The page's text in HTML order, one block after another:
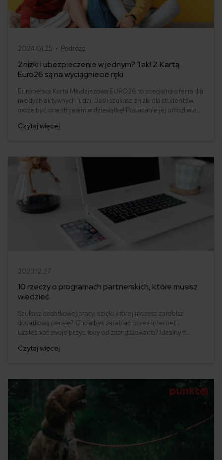
2024.01.25 • Podróże
Zniżki i ubezpieczenie w jednym? Tak! Z Kartą
Euro26 są na wyciągniecie ręki
Europejska Karta Młodzieżowa EURO26 to specjalna oferta dla
młodych aktywnych ludzi. Jeśli szukasz zniżki dla studentów,
może być ona strzałem w dziesiątkę! Posiadanie jej umożliwia
całej Europie! Przyglądamy się, co oferuje Euro26 i jak łączy się
Czytaj więcej
2023.12.27
10 rzeczy o programach partnerskich, które musisz
wiedzieć
Szukasz dodatkowej pracy, dzięki której możesz zarobisz
dodatkową pensję? Chciałbyś zarabiać przez internet i
uzależniać swoje przychody od zaangażowania? Idealnym
co powinieneś o nim wiedzieć, by móc się wzbogacić. Program
Czytaj więcej